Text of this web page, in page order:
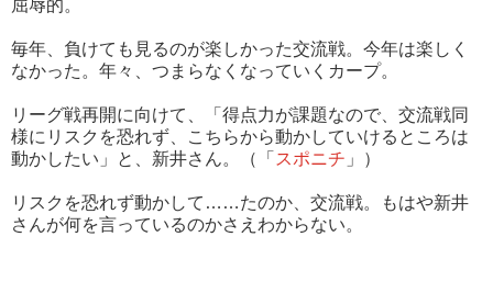
屈辱的。
毎年、負けても見るのが楽しかった交流戦。今年は楽しく
なかった。年々、つまらなくなっていくカープ。
リーグ戦再開に向けて、「得点力が課題なので、交流戦同
様にリスクを恐れず、こちらから動かしていけるところは
動かしたい」と、新井さん。（「 スポニチ 」）
リスクを恐れず動かして……たのか、交流戦。もはや新井
さんが何を言っているのかさえわからない。